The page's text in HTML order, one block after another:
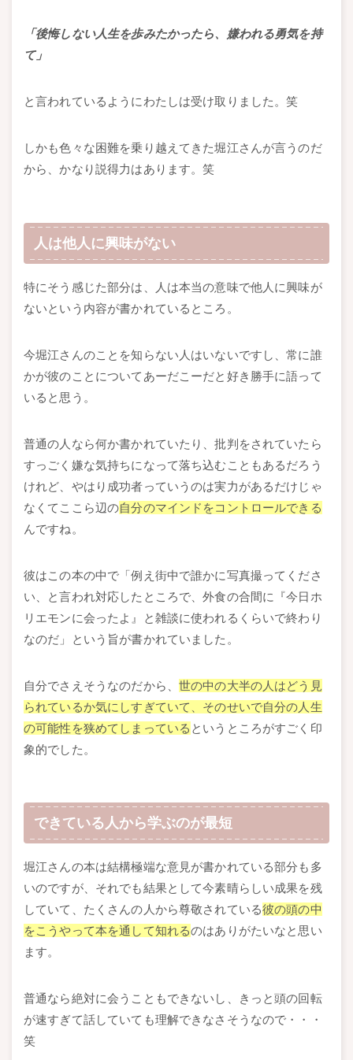
「後悔しない人生を歩みたかったら、嫌われる勇気を持
て」
と言われているようにわたしは受け取りました。笑
しかも色々な困難を乗り越えてきた堀江さんが言うのだ
から、かなり説得力はあります。笑
人は他人に興味がない
特にそう感じた部分は、人は本当の意味で他人に興味が
ないという内容が書かれているところ。
今堀江さんのことを知らない人はいないですし、常に誰
かが彼のことについてあーだこーだと好き勝手に語って
いると思う。
普通の人なら何か書かれていたり、批判をされていたら
すっごく嫌な気持ちになって落ち込むこともあるだろう
けれど、やはり成功者っていうのは実力があるだけじゃ
なくてここら辺の自分のマインドをコントロールできる
んですね。
彼はこの本の中で「例え街中で誰かに写真撮ってくださ
い、と言われ対応したところで、外食の合間に『今日ホ
リエモンに会ったよ』と雑談に使われるくらいで終わり
なのだ」という旨が書かれていました。
自分でさえそうなのだから、 世の中の大半の人はどう見
られているか気にしすぎていて、そのせいで自分の人生
の可能性を狭めてしまっている というところがすごく印
象的でした。
できている人から学ぶのが最短
堀江さんの本は結構極端な意見が書かれている部分も多
いのですが、それでも結果として今素晴らしい成果を残
していて、たくさんの人から尊敬されている彼の頭の中
をこうやって本を通して知れるのはありがたいなと思い
ます。
普通なら絶対に会うこともできないし、きっと頭の回転
が速すぎて話していても理解できなさそうなので・・・
笑